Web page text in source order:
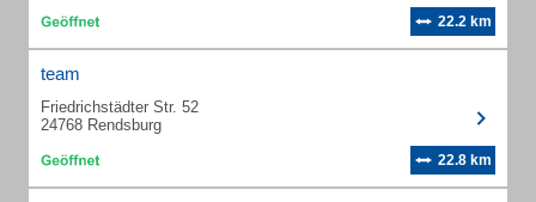
22.2 km
team
Friedrichstädter Str. 52
24768 Rendsburg
22.8 km